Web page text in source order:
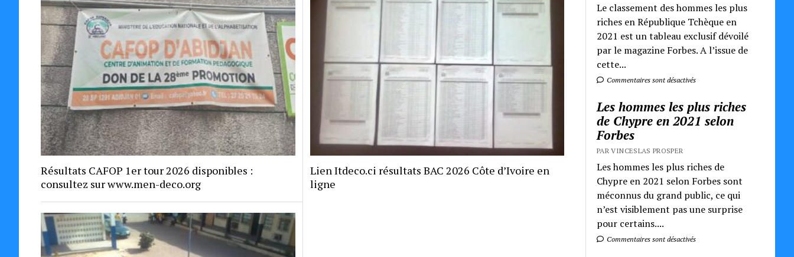
Résultats CAFOP 1er tour 2026 disponibles :
consultez sur www.men-deco.org
Lien Itdeco.ci résultats BAC 2026 Côte d’Ivoire en
ligne
Le classement des hommes les plus
riches en République Tchèque en
2021 est un tableau exclusif dévoilé
par le magazine Forbes. A l’issue de
cette...
Commentaires sont désactivés
Les hommes les plus riches
de Chypre en 2021 selon
Forbes
PAR VINCESLAS PROSPER
Les hommes les plus riches de
Chypre en 2021 selon Forbes sont
méconnus du grand public, ce qui
n’est visiblement pas une surprise
pour certains....
Commentaires sont désactivés